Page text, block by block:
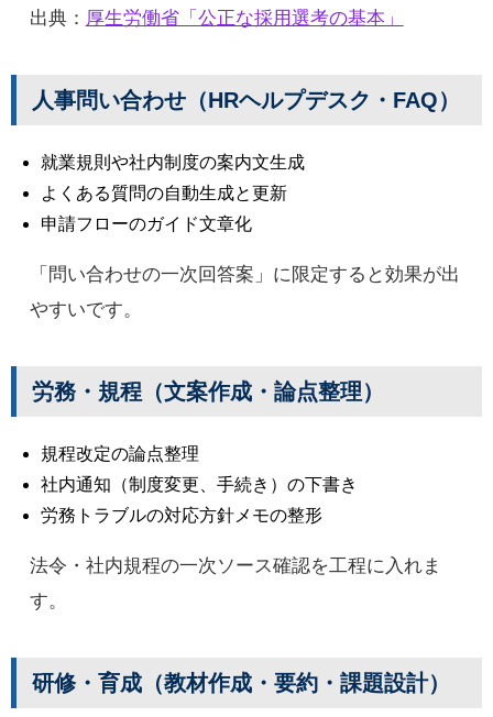
出典： 厚生労働省「公正な採用選考の基本」
人事問い合わせ（HRヘルプデスク・FAQ）
就業規則や社内制度の案内文生成
よくある質問の自動生成と更新
申請フローのガイド文章化
「問い合わせの一次回答案」に限定すると効果が出
やすいです。
労務・規程（文案作成・論点整理）
規程改定の論点整理
社内通知（制度変更、手続き）の下書き
労務トラブルの対応方針メモの整形
法令・社内規程の一次ソース確認を工程に入れま
す。
研修・育成（教材作成・要約・課題設計）